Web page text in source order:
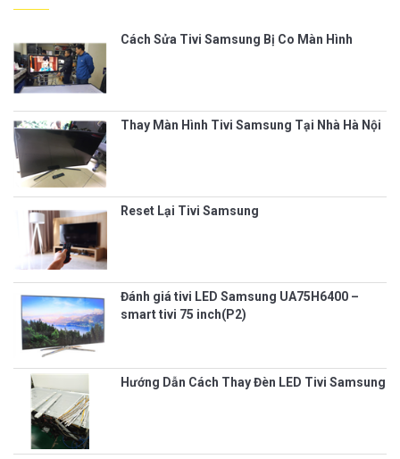
Cách Sửa Tivi Samsung Bị Co Màn Hình
Thay Màn Hình Tivi Samsung Tại Nhà Hà Nội
Reset Lại Tivi Samsung
Đánh giá tivi LED Samsung UA75H6400 –
smart tivi 75 inch(P2)
Hướng Dẫn Cách Thay Đèn LED Tivi Samsung